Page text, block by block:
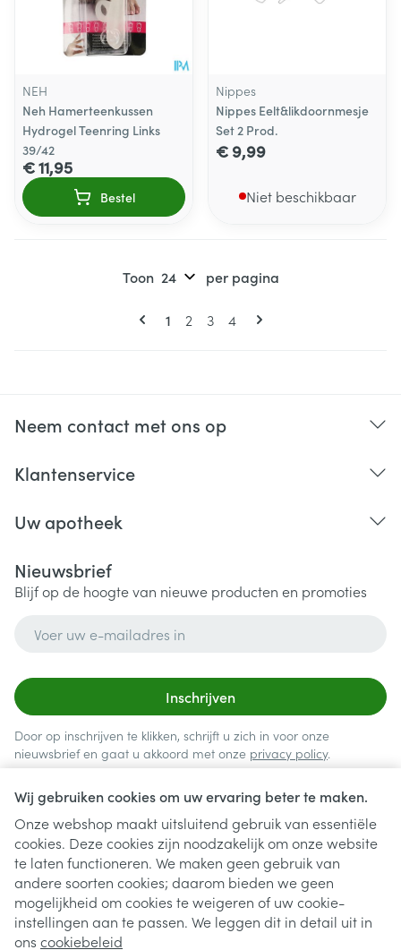
Wij gebruiken cookies om uw ervaring beter te maken.
Onze webshop maakt uitsluitend gebruik van essentiële
cookies. Deze cookies zijn noodzakelijk om onze website
te laten functioneren. We maken geen gebruik van
andere soorten cookies; daarom bieden we geen
mogelijkheid om cookies te weigeren of uw cookie-
instellingen aan te passen. We leggen dit in detail uit in
ons cookiebeleid
NEH
Neh Hamerteenkussen
Hydrogel Teenring Links
39/42
€ 11,95
Bestel
Nippes
Nippes Eelt&likdoornmesje
Set 2 Prod.
€ 9,99
Niet beschikbaar
Pagina's
U lees momenteel pagina
1 Pagina
2 Pagina
3 Pagina
4
Toon per pagina
Neem contact met ons op
Klantenservice
Uw apotheek
Nieuwsbrief
Blijf op de hoogte van nieuwe producten en promoties
Inschrijven
Door op inschrijven te klikken, schrijft u zich in voor onze
nieuwsbrief en gaat u akkoord met onze privacy policy.
Juridische links